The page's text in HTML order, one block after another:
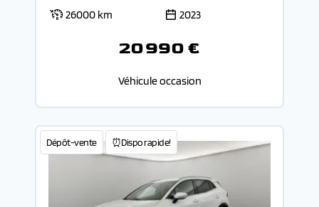
26000 km
2023
20 990 €
Véhicule occasion
Dépôt-vente ⏰Dispo rapide!